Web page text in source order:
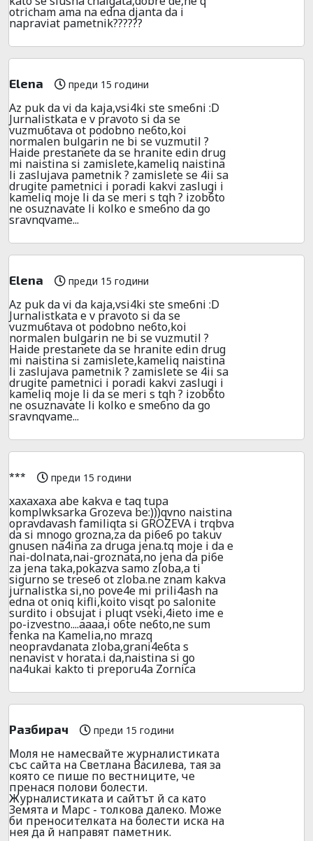
otricham ama na edna djanta da i
napraviat pametnik??????
Elena преди 15 години
Az puk da vi da kaja,vsi4ki ste sme6ni :D
Jurnalistkata e v pravoto si da se
vuzmu6tava ot podobno ne6to,koi
normalen bulgarin ne bi se vuzmutil ?
Haide prestanete da se hranite edin drug
mi naistina si zamislete,kameliq naistina
li zaslujava pametnik ? zamislete se 4ii sa
drugite pametnici i poradi kakvi zaslugi i
kameliq moje li da se meri s tqh ? izob6to
ne osuznavate li kolko e sme6no da go
sravnqvame...
Elena преди 15 години
Az puk da vi da kaja,vsi4ki ste sme6ni :D
Jurnalistkata e v pravoto si da se
vuzmu6tava ot podobno ne6to,koi
normalen bulgarin ne bi se vuzmutil ?
Haide prestanete da se hranite edin drug
mi naistina si zamislete,kameliq naistina
li zaslujava pametnik ? zamislete se 4ii sa
drugite pametnici i poradi kakvi zaslugi i
kameliq moje li da se meri s tqh ? izob6to
ne osuznavate li kolko e sme6no da go
sravnqvame...
*** преди 15 години
xaxaxaxa abe kakva e taq tupa
komplwksarka Grozeva be:)))qvno naistina
opravdavash familiqta si GROZEVA i trqbva
da si mnogo grozna,za da pi6e6 po takuv
gnusen na4ina za druga jena.tq moje i da e
nai-dolnata,nai-groznata,no jena da pi6e
za jena taka,pokazva samo zloba,a ti
sigurno se trese6 ot zloba.ne znam kakva
jurnalistka si,no pove4e mi prili4ash na
edna ot oniq kifli,koito visqt po salonite
surdito i obsujat i pluqt vseki,4ieto ime e
po-izvestno....aaaa,i o6te ne6to,ne sum
fenka na Kamelia,no mrazq
neopravdanata zloba,grani4e6ta s
nenavist v horata.i da,naistina si go
na4ukai kakto ti preporu4a Zornica
Разбирач преди 15 години
Моля не намесвайте журналистиката
със сайта на Светлана Василева, тая за
която се пише по вестниците, че
пренася полови болести.
Журналистиката и сайтът й са като
Земята и Марс - толкова далеко. Може
би преносителката на болести иска на
нея да й направят паметник.